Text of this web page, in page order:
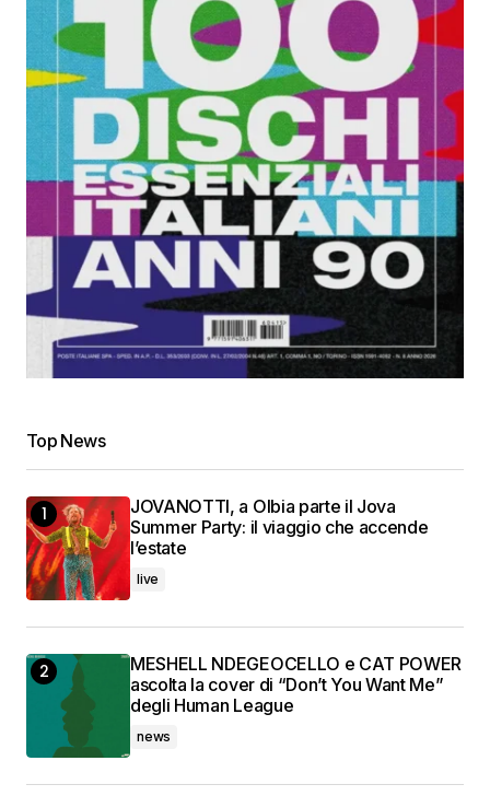
Top News
JOVANOTTI, a Olbia parte il Jova
Summer Party: il viaggio che accende
l’estate
live
MESHELL NDEGEOCELLO e CAT POWER
ascolta la cover di “Don’t You Want Me”
degli Human League
news